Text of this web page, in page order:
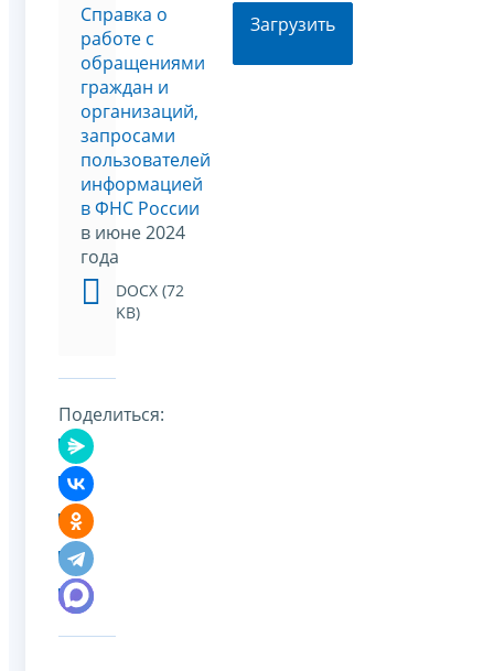
Справка о
работе с
обращениями
граждан и
организаций,
запросами
пользователей
информацией
в ФНС России
в июне 2024
года
DOCX (72
KB)
Загрузить
Поделиться: